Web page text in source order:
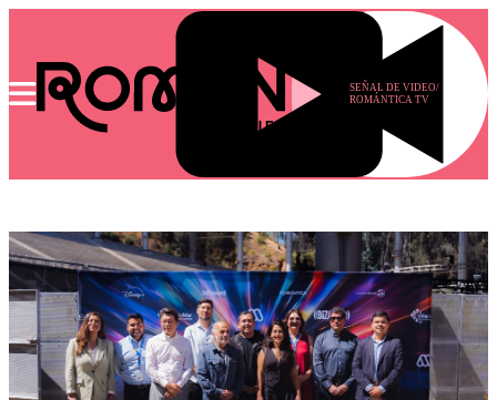
SEÑAL DE VIDEO/
ROMÁNTICA TV